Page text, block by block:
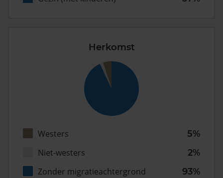
Herkomst
Westers
5%
Niet-westers
2%
Zonder migratieachtergrond
93%